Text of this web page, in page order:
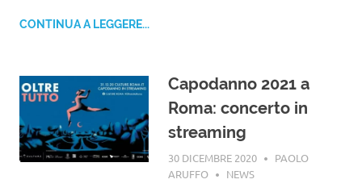
CONTINUA A LEGGERE...
Capodanno 2021 a
Roma: concerto in
streaming
30 DICEMBRE 2020
PAOLO
ARUFFO
NEWS